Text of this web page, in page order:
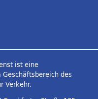
ist eine
des
Verkehr.